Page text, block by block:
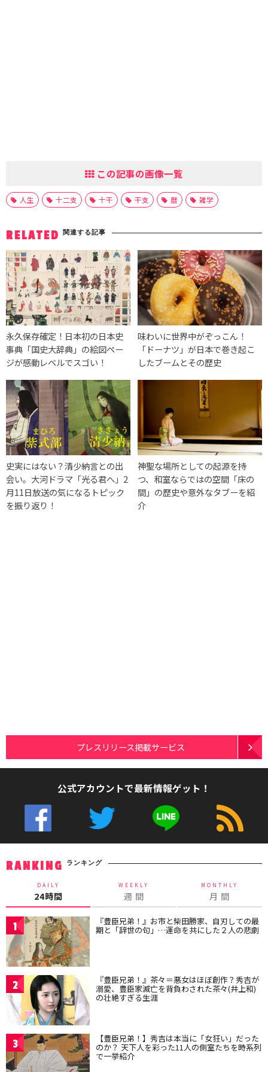
この記事の画像一覧
人生 十二支 十干 干支 暦 雑学
RELATED 関連する記事
永久保存確定！日本初の日本史
事典「国史大辞典」の絵図ペー
ジが感動レベルでスゴい！
味わいに世界中がぞっこん！
「ドーナツ」が日本で巻き起こ
したブームとその歴史
史実にはない？清少納言との出
会い。大河ドラマ「光る君へ」2
月11日放送の気になるトピック
を振り返り！
神聖な場所としての起源を持
つ、和室ならではの空間「床の
間」の歴史や意外なタブーを紹
介
プレスリリース掲載サービス
公式アカウントで最新情報ゲット！
RANKING ランキング
DAILY
24時間
WEEKLY
週 間
MONTHLY
月 間
1 『豊臣兄弟！』お市と柴田勝家、自刃しての最
期と「辞世の句」…運命を共にした２人の悲劇
2 『豊臣兄弟！』茶々＝悪女はほぼ創作？秀吉が
溺愛、豊臣家滅亡を背負わされた茶々(井上和)
の壮絶すぎる生涯
3 【豊臣兄弟！】秀吉は本当に「女狂い」だった
のか？ 天下人を彩った11人の側室たちを時系列
で一挙紹介